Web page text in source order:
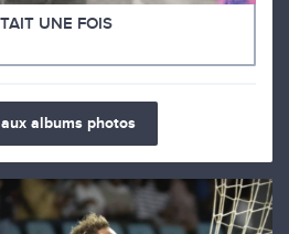
UNE FOIS
albums photos